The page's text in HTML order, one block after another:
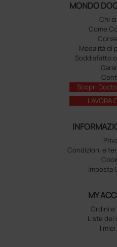
MONDO
Chi
Come
Modalità di
Soddisfatto
Scopri
LAVORA
Condizioni e
Imposta
MY
Ordini
Liste dei
I